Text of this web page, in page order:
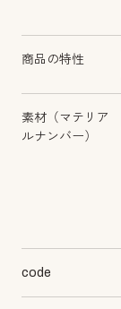
商品の特性
素材（マテリア
ルナンバー）
code